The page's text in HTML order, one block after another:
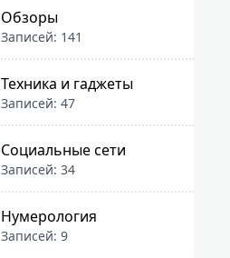
Обзоры
Записей: 141
Техника и гаджеты
Записей: 47
Социальные сети
Записей: 34
Нумерология
Записей: 9